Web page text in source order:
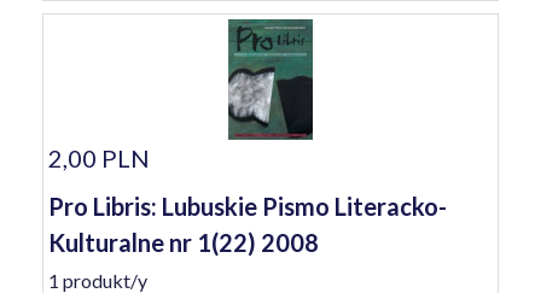
2,00 PLN
Pro Libris: Lubuskie Pismo Literacko-
Kulturalne nr 1(22) 2008
1 produkt/y